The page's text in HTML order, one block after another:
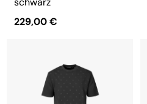
229,00 €